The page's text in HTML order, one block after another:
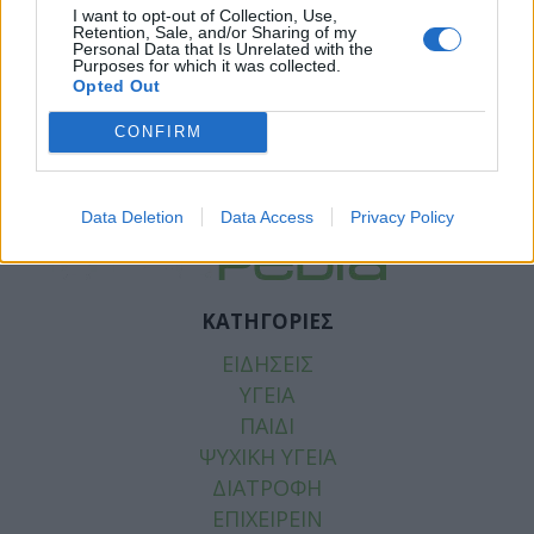
I want to opt-out of Collection, Use,
Retention, Sale, and/or Sharing of my
Personal Data that Is Unrelated with the
Purposes for which it was collected.
Opted Out
CONFIRM
Data Deletion Data Access Privacy Policy
Facebook
Tags:ΕΛΕΥΘΕΡΟΕΠΑΓΓΕΛΜΑΤΙΕΣ ΓΙΑΤΡΟΙ
ΚΑΤΗΓΟΡΙΕΣ
ΕΙΔΗΣΕΙΣ
ΥΓΕΙΑ
ΠΑΙΔΙ
ΨΥΧΙΚΗ ΥΓΕΙΑ
ΔΙΑΤΡΟΦΗ
ΕΠΙΧΕΙΡΕΙΝ